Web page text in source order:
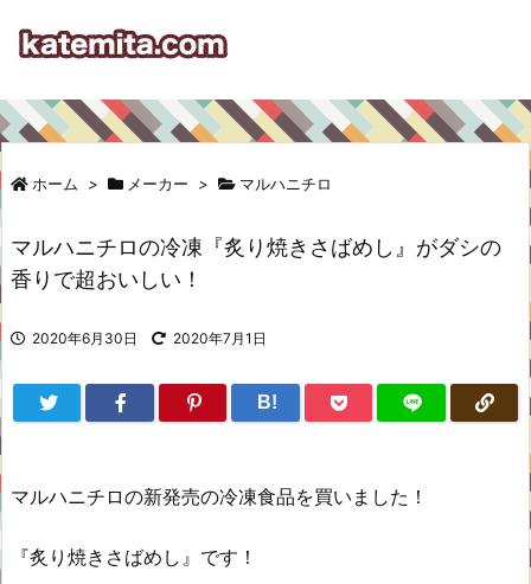
ホーム > メーカー > マルハニチロ
マルハニチロの冷凍『炙り焼きさばめし』がダシの
香りで超おいしい！
2020年6月30日 2020年7月1日
B!
マルハニチロの新発売の冷凍食品を買いました！
『炙り焼きさばめし』です！